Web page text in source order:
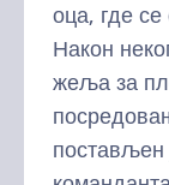
оца, где
Након
жеља за
постављен